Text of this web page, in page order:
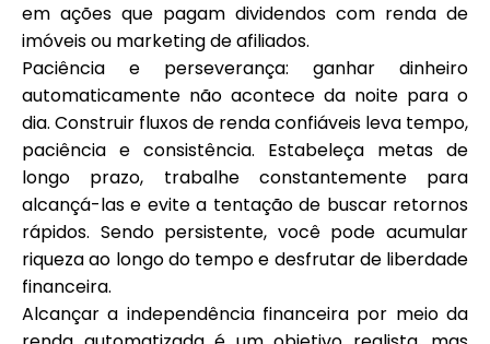
em ações que pagam dividendos com renda de
imóveis ou marketing de afiliados.
Paciência e perseverança: ganhar dinheiro
automaticamente não acontece da noite para o
dia. Construir fluxos de renda confiáveis leva tempo,
paciência e consistência. Estabeleça metas de
longo prazo, trabalhe constantemente para
alcançá-las e evite a tentação de buscar retornos
rápidos. Sendo persistente, você pode acumular
riqueza ao longo do tempo e desfrutar de liberdade
financeira.
Alcançar a independência financeira por meio da